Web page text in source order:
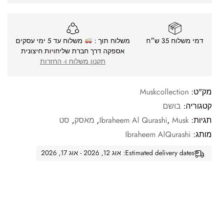
דמי משלוח 35 ש״ח משלוח תוך :
משלוח עד 5 ימי עסקים
אספקה דרך חברת שליחויות חיצונית
תקנון משלוח ו- החזרות
מק"ט: Muskcollection
קטגוריה: בושם
תגיות:
Ibraheem Al Qurashi, Musk
, מאסק, סט
מותג: Ibraheem AlQurashi
Estimated delivery dates: אוג 12, 2026 - אוג 17, 2026